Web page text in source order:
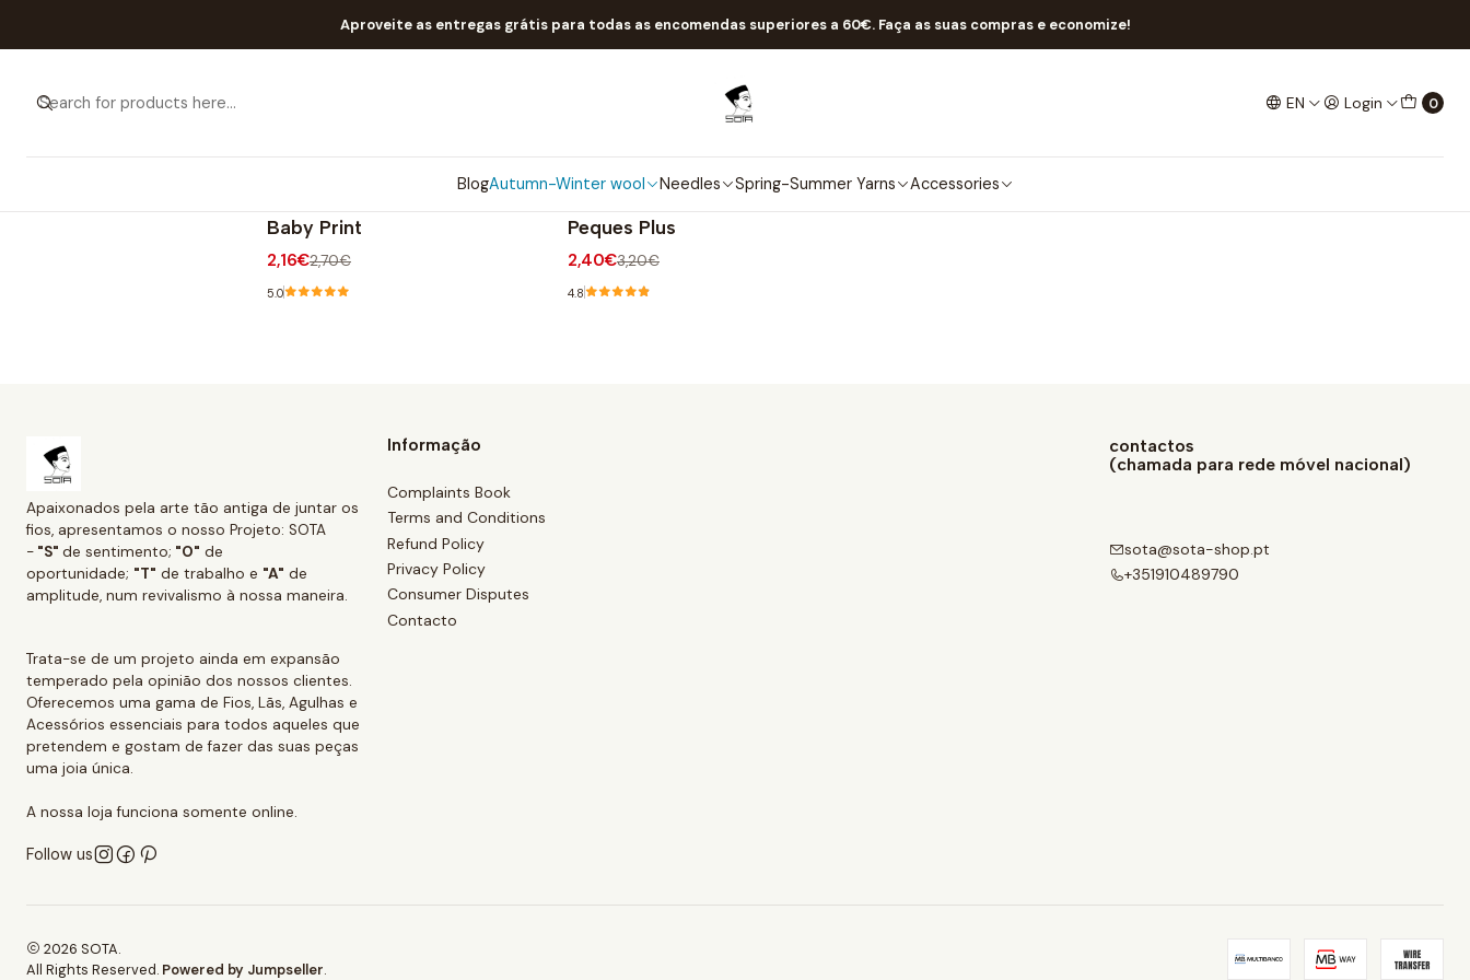
EN Login 0
BlogAutumn-Winter wool Needles Spring-Summer Yarns Accessories
Aproveite as entregas grátis para todas as encomendas superiores a 60€. Faça as suas compras e economize!
Home Autumn-Winter wool Baby-Child Tinted
Tinted
-20% OFF
Baby Print
2,16€2,70€
5.0
-25% OFF
Peques Plus
2,40€3,20€
4.8
Apaixonados pela arte tão antiga de juntar os
fios, apresentamos o nosso Projeto: SOTA
- "S" de sentimento; "O" de
oportunidade; "T" de trabalho e "A" de
amplitude, num revivalismo à nossa maneira.
Trata-se de um projeto ainda em expansão
temperado pela opinião dos nossos clientes.
Oferecemos uma gama de Fios, Lãs, Agulhas e
Acessórios essenciais para todos aqueles que
pretendem e gostam de fazer das suas peças
uma joia única.
A nossa loja funciona somente online.
Follow us
Informação
Complaints Book
Terms and Conditions
Refund Policy
Privacy Policy
Consumer Disputes
Contacto
contactos
(chamada para rede móvel nacional)
sota@sota-shop.pt
+351910489790
2026 SOTA.
All Rights Reserved. Powered by Jumpseller.